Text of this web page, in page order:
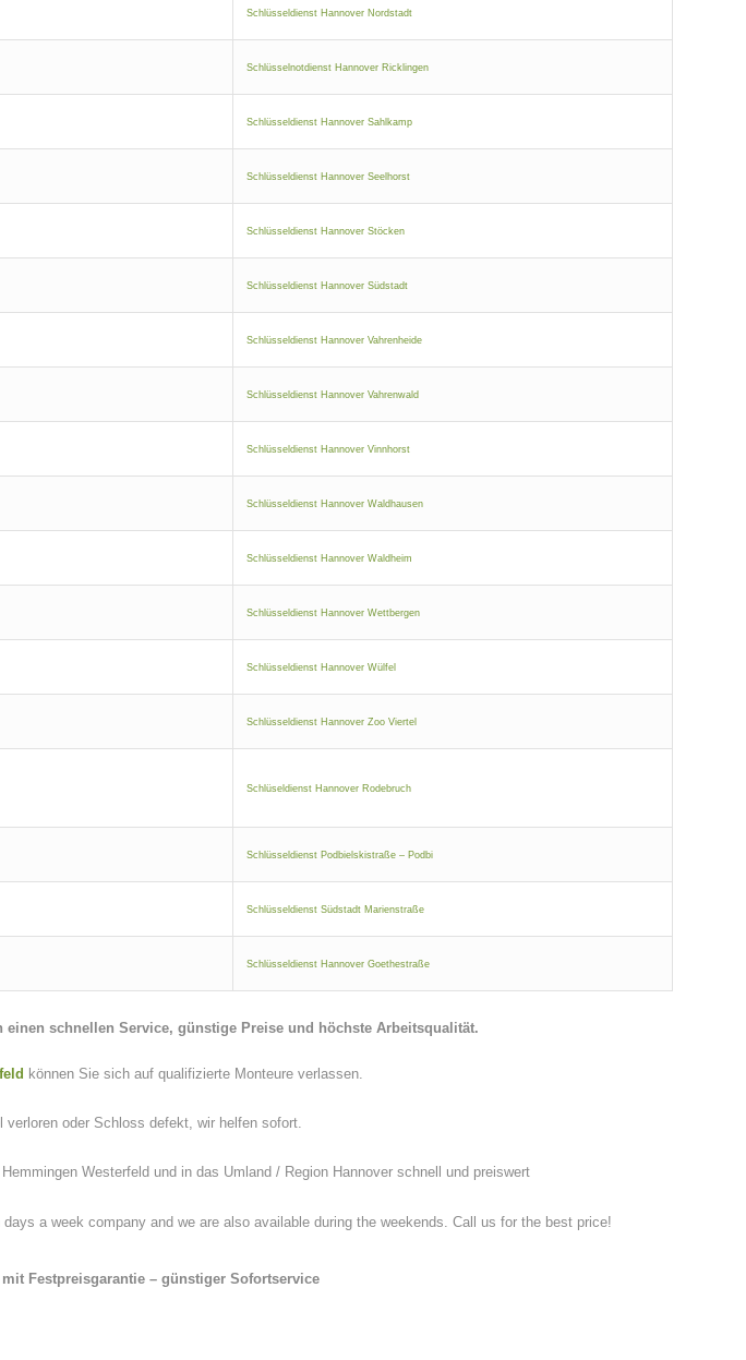
Schlüsseldienst Hannover Nordstadt
Schlüsselnotdienst Hannover Ricklingen
Schlüsseldienst Hannover Sahlkamp
Schlüsseldienst Hannover Seelhorst
Schlüsseldienst Hannover Stöcken
Schlüsseldienst Hannover Südstadt
Schlüsseldienst Hannover Vahrenheide
Schlüsseldienst Hannover Vahrenwald
Schlüsseldienst Hannover Vinnhorst
Schlüsseldienst Hannover Waldhausen
Schlüsseldienst Hannover Waldheim
Schlüsseldienst Hannover Wettbergen
Schlüsseldienst Hannover Wülfel
Schlüsseldienst Hannover Zoo Viertel
Schlüseldienst Hannover Rodebruch
Schlüsseldienst Podbielskistraße – Podbi
Schlüsseldienst Südstadt Marienstraße
Schlüsseldienst Hannover Goethestraße
einen schnellen Service, günstige Preise und höchste Arbeitsqualität.
können Sie sich auf qualifizierte Monteure verlassen.
verloren oder Schloss defekt, wir helfen sofort.
Westerfeld und in das Umland / Region Hannover schnell und preiswert
a week company and we are also available during the weekends. Call us for the best price!
mit Festpreisgarantie – günstiger Sofortservice